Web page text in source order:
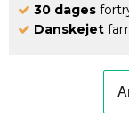
30 dages
Danskejet